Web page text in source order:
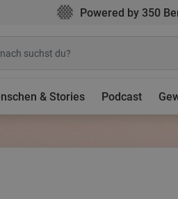
Powered by 350
& Stories Podcast